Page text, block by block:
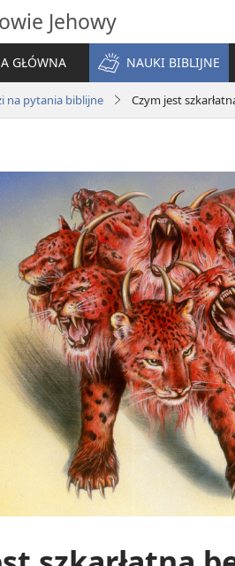
Jehowy
GŁÓWNA
NAUKI BIBLIJNE
na pytania biblijne Czym jest